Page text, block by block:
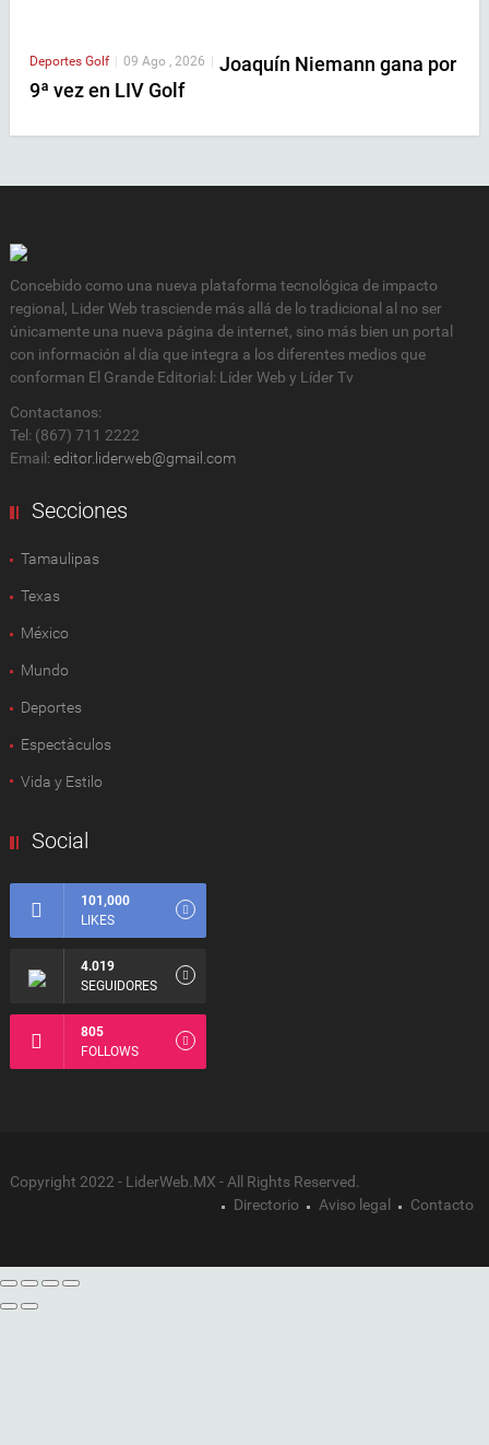
Deportes Golf 09 Ago , 2026
Joaquín Niemann gana por
9ª vez en LIV Golf
Concebido como una nueva plataforma tecnológica de impacto
regional, Lider Web trasciende más allá de lo tradicional al no ser
únicamente una nueva página de internet, sino más bien un portal
con información al día que integra a los diferentes medios que
conforman El Grande Editorial: Líder Web y Líder Tv
Contactanos:
Tel: (867) 711 2222
Email: editor.liderweb@gmail.com
Secciones
Tamaulipas
Texas
México
Mundo
Deportes
Espectàculos
Vida y Estilo
Social
101,000
LIKES
4.019
SEGUIDORES
805
FOLLOWS
Copyright 2022 - LiderWeb.MX - All Rights Reserved.
Directorio
Aviso legal Contacto